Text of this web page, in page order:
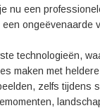
nu een
technologieën,
maken met
zelfs tijdens